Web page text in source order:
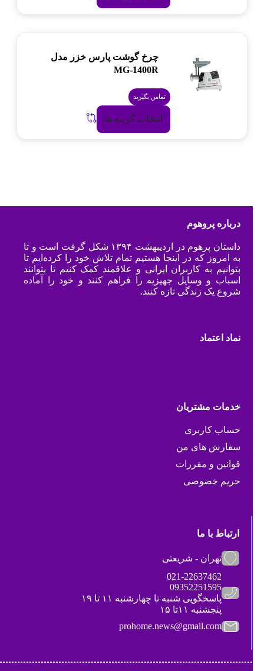
چرخ گوشت پارس خزر مدل
MG-1400R
تماس بگیرید
انتخاب گزینه ها
درباره پروهوم
داستان پرهوم در اردیبهشت ۱۳۹۴ شکل گرفت است و تا
به امروز که در اینجا هستیم تمام تلاش خود را کرده‌ایم تا
بتوانیم به کاربران ایرانی و علاقمند کمک کنیم تا بتوانند
اسباب و وسایل جهیزیه را فراهم کنند و خود را آماده
شروع یک زندگی تازه کنند.
نماد اعتماد
خدمات مشتریان
حساب کاربری
سفارش های من
قوانین و مقررات
حریم خصوصی
ارتباط با ما
تهران - شریعتی
021-22637462
09352251595
پاسخگویی شنبه تا چهارشنبه ۱۱ تا ۱۹
پنجشنبه ۱۱تا ۱۵
prohome.news@gmail.com